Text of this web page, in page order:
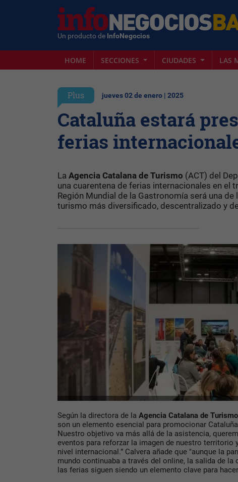
Un producto de InfoNegocios
HOME SECCIONES CIUDADES LAS
Plus jueves 02 de enero | 2025
Cataluña estará
ferias
La Agencia Catalana de Turismo (ACT) del
una cuarentena de ferias internacionales en
Región Mundial de la Gastronomía será una
turismo más diversificado, descentralizado y
Según la directora de la Agencia Catalana de Turismo
son un elemento esencial para promocionar
Nuestro objetivo va más allá de la asistencia,
eventos para reforzar la imagen de nuestro territorio
nivel internacional.” Calvera añade que "aunque la
mundo continuaba a través del online, la salida de
las ferias siguen siendo un elemento clave para